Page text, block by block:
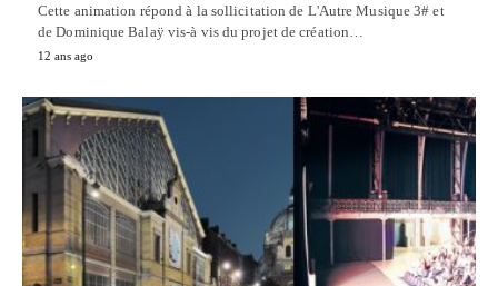
Cette animation répond à la sollicitation de L'Autre Musique 3# et
de Dominique Balaÿ vis-à vis du projet de création…
12 ans ago